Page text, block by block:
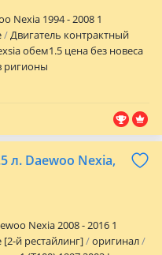
Nexia 1994 - 2008 1
Двигатель контрактный
обем1.5 цена без новеса
ригионы
л. Daewoo Nexia,
Nexia 2008 - 2016 1
й рестайлинг]
оригинал